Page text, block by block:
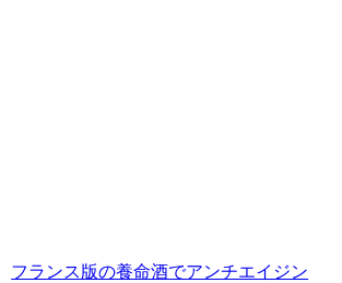
フランス版の養命酒でアンチエイジン